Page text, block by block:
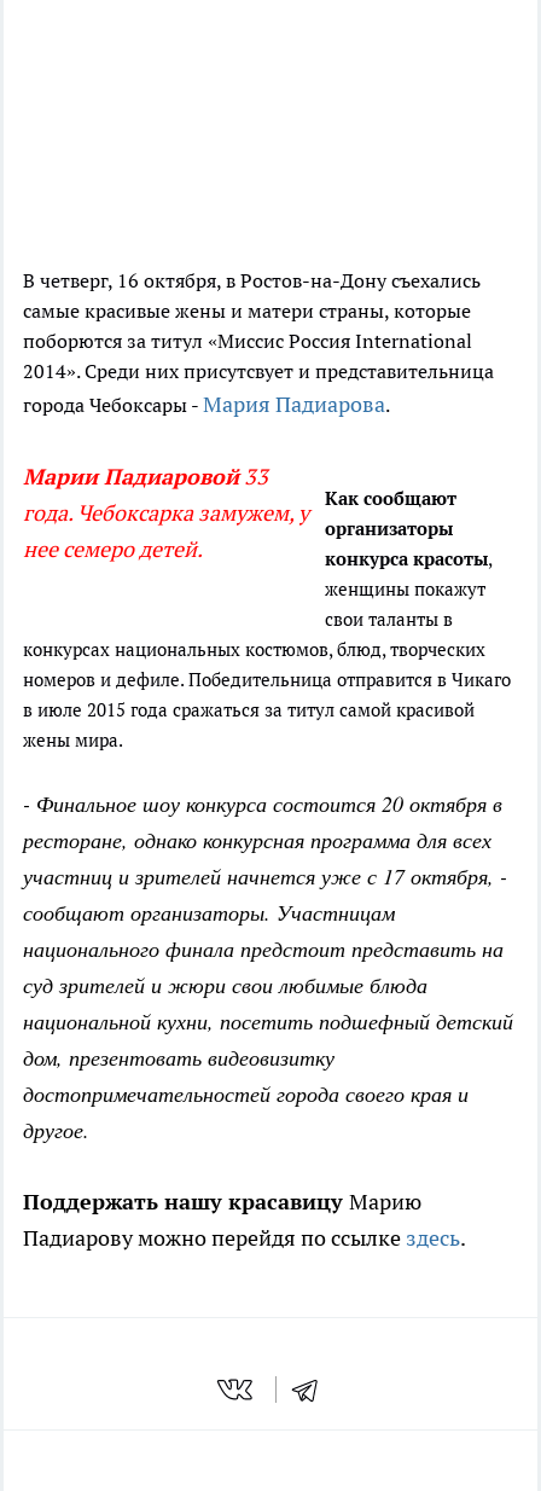
В четверг, 16 октября, в Ростов-на-Дону съехались
самые красивые жены и матери страны, которые
поборются за титул «Миссис Россия International
2014». Среди них присутсвует и представительница
города Чебоксары - Мария Падиарова.
Марии Падиаровой33
года. Чебоксарка замужем, у
нее семеро детей.
Как сообщают
организаторы
конкурса красоты,
женщины покажут
свои таланты в
конкурсах национальных костюмов, блюд, творческих
номеров и дефиле. Победительница отправится в Чикаго
в июле 2015 года сражаться за титул самой красивой
жены мира.
- Финальное шоу конкурса состоится 20 октября в
ресторане, однако конкурсная программа для всех
участниц и зрителей начнется уже с 17 октября, -
сообщают организаторы. Участницам
национального финала предстоит представить на
суд зрителей и жюри свои любимые блюда
национальной кухни, посетить подшефный детский
дом, презентовать видеовизитку
достопримечательностей города своего края и
другое.
Поддержать нашу красавицу Марию
Падиарову можно перейдя по ссылке здесь.